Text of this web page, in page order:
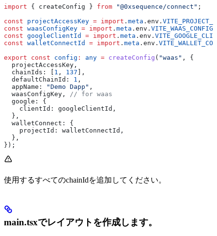
import { createConfig } from "@0xsequence/connect" ;
const projectAccessKey = import . meta . env .
const waasConfigKey = import . meta . env .
const googleClientId = import . meta . env .
const walletConnectId = import . meta . env .
export const config : any = createConfig ( "waas" , {
  projectAccessKey
,
  chainIds:
[ 1 , 137 ],
  defaultChainId:
1 ,
  appName:
"Demo Dapp" ,
  waasConfigKey
,
// for waas
  google:
{
    clientId:
googleClientId ,
  },
  walletConnect:
{
    projectId:
walletConnectId ,
  },
});
使用するすべてのchainIdを追加してください。
main.tsxでレイアウトを作成します。